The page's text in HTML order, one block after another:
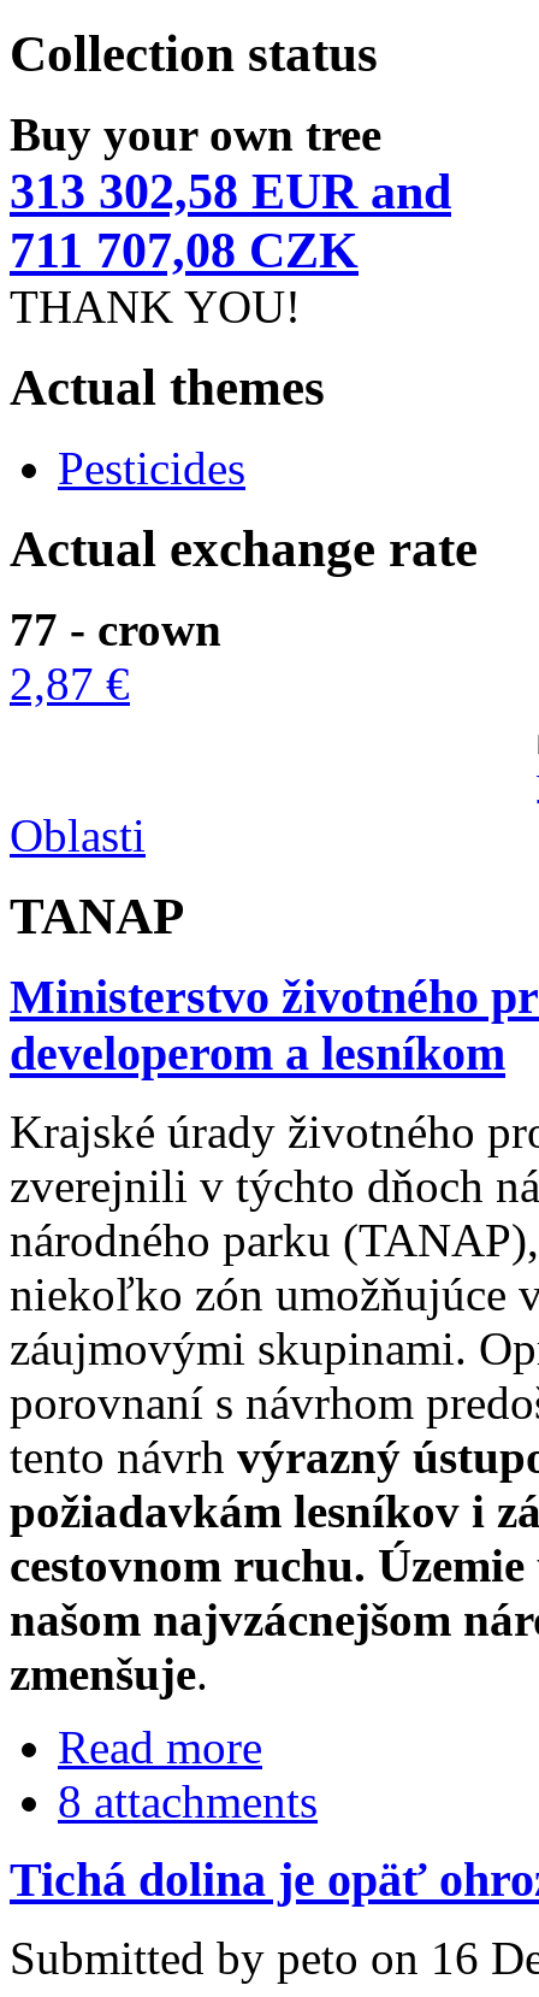
Collection status
Buy your own tree
313 302,58 EUR and
711 707,08 CZK
THANK YOU!
Actual themes
Pesticides
Actual exchange rate
77 - crown
2,87 €
Oblasti
TANAP
Ministerstvo životného
developerom a lesníkom
Krajské úrady životného
zverejnili v týchto dňoch
národného parku
niekoľko zón umožňujúce
záujmovými skupinami.
porovnaní s návrhom
tento návrh výrazný
požiadavkám lesníkov i
cestovnom ruchu.
našom najvzácnejšom
zmenšuje.
Read more
8 attachments
Tichá dolina je opäť
Submitted by peto on 16